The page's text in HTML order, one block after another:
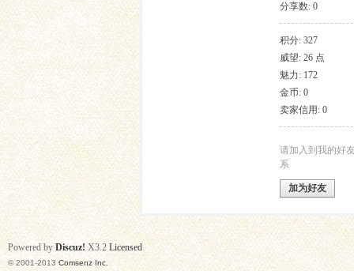
分享数: 0
积分: 327
威望: 26 点
魅力: 172
金币: 0
卖家信用: 0
请加入到我的好
系
加为好友
Powered by Discuz! X3.2 Licensed
© 2001-2013 Comsenz Inc.